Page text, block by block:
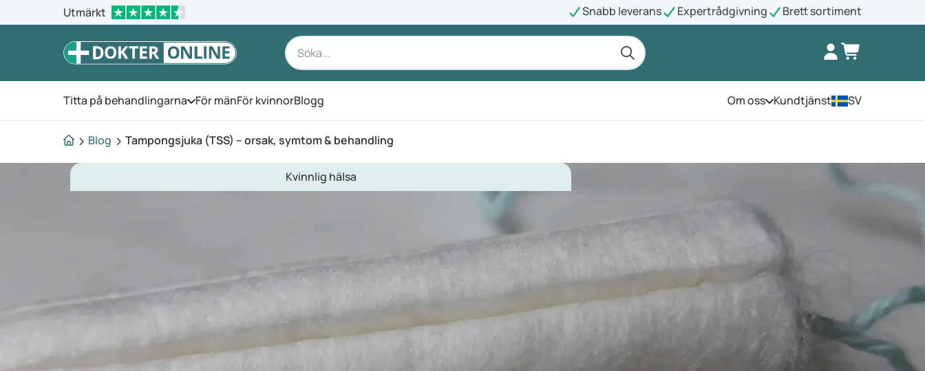
Utmärkt Snabb leverans Expertrådgivning Brett sortiment
Titta på behandlingarna Öppna menyn
För mänFör kvinnorBlogg Om ossÖppna menyn
Kundtjänst SV
Blog Tampongsjuka (TSS) – orsak, symtom & behandling
Kvinnlig hälsa